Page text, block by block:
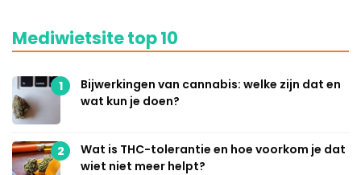
Mediwietsite top 10
1
Bijwerkingen van cannabis: welke zijn dat en
wat kun je doen?
2
Wat is THC-tolerantie en hoe voorkom je dat
wiet niet meer helpt?